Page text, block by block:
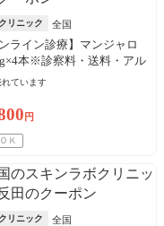
リニック 全国
ンライン診療】マンジャロ
本※診察料・送料・アル
綿込／リピート可
ています
円
Ｋ
リニック 全国